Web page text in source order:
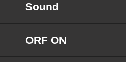
Sound
ORF ON